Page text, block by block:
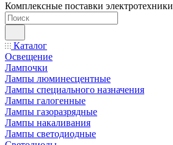
Комплексные поставки электротехники
Каталог
Освещение
Лампочки
Лампы люминесцентные
Лампы специального назначения
Лампы галогенные
Лампы газоразрядные
Лампы накаливания
Лампы светодиодные